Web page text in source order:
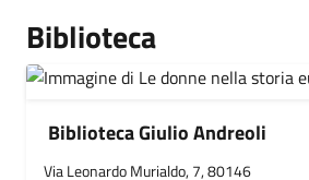
Biblioteca
Biblioteca Giulio Andreoli
Via Leonardo Murialdo, 7, 80146